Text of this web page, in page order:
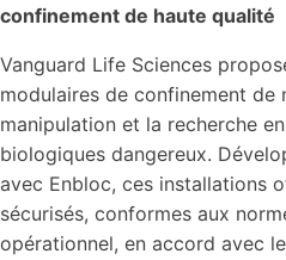
confinement de haute qualité
Vanguard Life Sciences
modulaires de confinement de
manipulation et la recherche
biologiques dangereux.
avec Enbloc, ces installations
sécurisés, conformes aux
opérationnel, en accord avec